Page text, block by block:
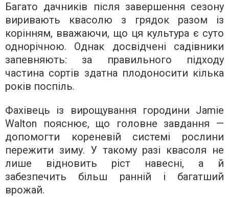
Багато дачників після завершення сезону
виривають квасолю з грядок разом із
корінням, вважаючи, що ця культура є суто
однорічною. Однак досвідчені садівники
запевняють: за правильного підходу
частина сортів здатна плодоносити кілька
років поспіль.
Фахівець із вирощування городини Jamie
Walton пояснює, що головне завдання —
допомогти кореневій системі рослини
пережити зиму. У такому разі квасоля не
лише відновить ріст навесні, а й
забезпечить більш ранній і багатший
врожай.